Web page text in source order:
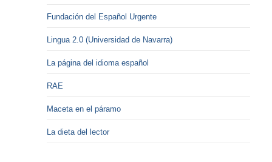
Fundación del Español Urgente
Lingua 2.0 (Universidad de Navarra)
La página del idioma español
RAE
Maceta en el páramo
La dieta del lector